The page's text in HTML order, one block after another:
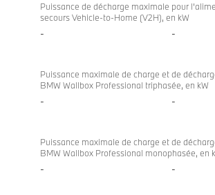
Puissance de décharge maximale pour
secours Vehicle-to-Home (V2H), en kW
- -
Puissance maximale de charge et de
BMW Wallbox Professional triphasée, en kW
- -
Puissance maximale de charge et de
BMW Wallbox Professional monophasée, en
- -